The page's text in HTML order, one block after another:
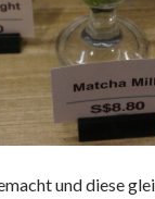
und diese